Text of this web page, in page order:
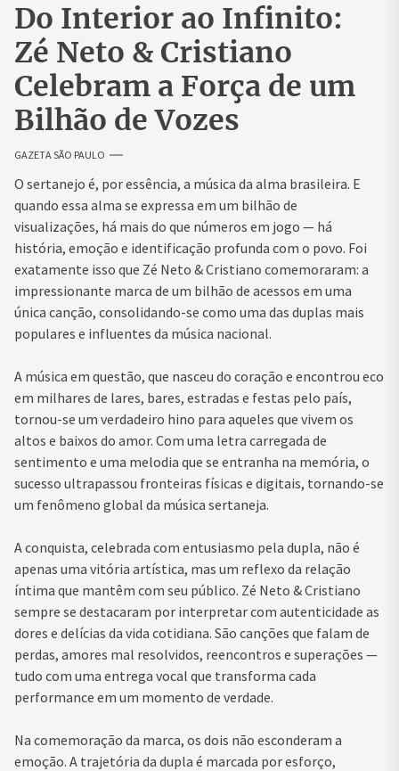
Do Interior ao Infinito:
Zé Neto & Cristiano
Celebram a Força de um
Bilhão de Vozes
GAZETA SÃO PAULO
O sertanejo é, por essência, a música da alma brasileira. E
quando essa alma se expressa em um bilhão de
visualizações, há mais do que números em jogo — há
história, emoção e identificação profunda com o povo. Foi
exatamente isso que Zé Neto & Cristiano comemoraram: a
impressionante marca de um bilhão de acessos em uma
única canção, consolidando-se como uma das duplas mais
populares e influentes da música nacional.
A música em questão, que nasceu do coração e encontrou eco
em milhares de lares, bares, estradas e festas pelo país,
tornou-se um verdadeiro hino para aqueles que vivem os
altos e baixos do amor. Com uma letra carregada de
sentimento e uma melodia que se entranha na memória, o
sucesso ultrapassou fronteiras físicas e digitais, tornando-se
um fenômeno global da música sertaneja.
A conquista, celebrada com entusiasmo pela dupla, não é
apenas uma vitória artística, mas um reflexo da relação
íntima que mantêm com seu público. Zé Neto & Cristiano
sempre se destacaram por interpretar com autenticidade as
dores e delícias da vida cotidiana. São canções que falam de
perdas, amores mal resolvidos, reencontros e superações —
tudo com uma entrega vocal que transforma cada
performance em um momento de verdade.
Na comemoração da marca, os dois não esconderam a
emoção. A trajetória da dupla é marcada por esforço,